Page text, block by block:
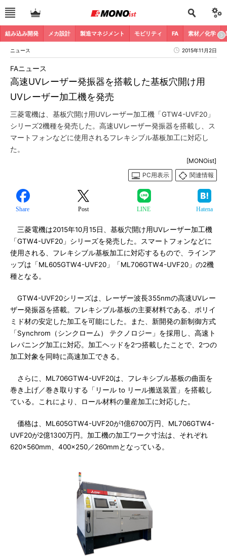
組み込み開発 メカ設計 製造マネジメント モビリティ FA 素材／化学
ニュース 2015年11月2日
高速UVレーザー発振器を搭載した基板穴開け用
UVレーザー加工機を発売
FAニュース
三菱電機は、基板穴開け用UVレーザー加工機「GTW4-UVF20」
シリーズ2機種を発売した。高速UVレーザー発振器を搭載し、ス
マートフォンなどに使用されるフレキシブル基板加工に対応し
た。
[MONOist]
PC用表示
関連情報
Share Post LINE Hatena
三菱電機は2015年10月15日、基板穴開け用UVレーザー加工機
「GTW4-UVF20」シリーズを発売した。スマートフォンなどに
使用される、フレキシブル基板加工に対応するもので、ラインア
ップは「ML605GTW4-UVF20」「ML706GTW4-UVF20」の2機
種となる。
GTW4-UVF20シリーズは、レーザー波長355nmの高速UVレー
ザー発振器を搭載。フレキシブル基板の主要材料である、ポリイ
ミド材の安定した加工を可能にした。また、新開発の新制御方式
「Synchrom（シンクローム） テクノロジー」を採用し、高速ト
レパニング加工に対応。加工ヘッドを2つ搭載したことで、2つの
加工対象を同時に高速加工できる。
さらに、ML706GTW4-UVF20は、フレキシブル基板の曲面を
巻き上げ／巻き取りする「リール to リール搬送装置」を搭載し
ている。これにより、ロール材料の量産加工に対応した。
価格は、ML605GTW4-UVF20が1億6700万円、ML706GTW4-
UVF20が2億1300万円。加工機の加工ワーク寸法は、それぞれ
620×560mm、400×250／260mmとなっている。